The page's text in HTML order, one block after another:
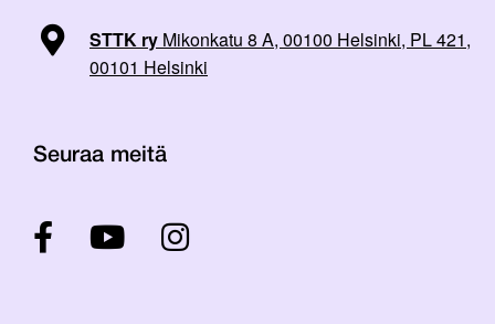
STTK ry Mikonkatu 8 A, 00100 Helsinki, PL 421,
00101 Helsinki
Seuraa meitä